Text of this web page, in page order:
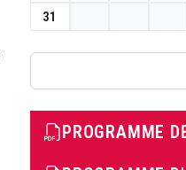
31
PROGRAMME